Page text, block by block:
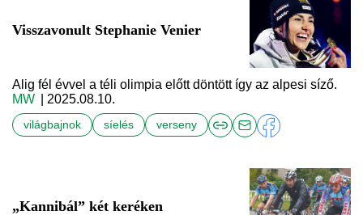
Visszavonult Stephanie Venier
Alig fél évvel a téli olimpia előtt döntött így az alpesi síző.
MW
| 2025.08.10.
világbajnok síelés verseny
„Kannibál” két keréken